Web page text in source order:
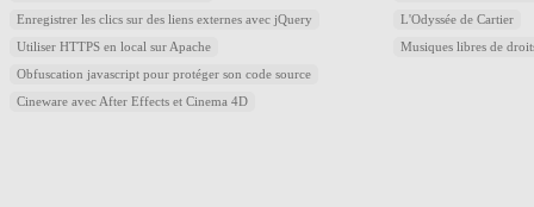
Enregistrer les clics sur des liens externes avec jQuery
Utiliser HTTPS en local sur Apache
Obfuscation javascript pour protéger son code source
Cineware avec After Effects et Cinema 4D
L'Odyssée de Cartier
Musiques libres de